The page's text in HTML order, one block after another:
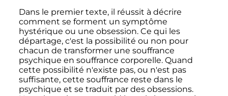
Dans le premier texte, il réussit à décrire
comment se forment un symptôme
hystérique ou une obsession. Ce qui les
départage, c'est la possibilité ou non pour
chacun de transformer une souffrance
psychique en souffrance corporelle. Quand
cette possibilité n'existe pas, ou n'est pas
suffisante, cette souffrance reste dans le
psychique et se traduit par des obsessions.